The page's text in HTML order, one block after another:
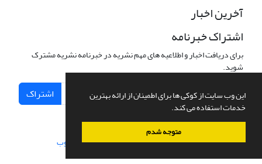
این وب سایت از کوکی ها برای اطمینان از ارائه بهترین
خدمات استفاده می کند.
متوجه شدم
آخرین اخبار
اشتراک خبرنامه
برای دریافت اخبار و اطلاعیه های مهم نشریه در خبرنامه نشریه مشترک
شوید.
اشتراک
سامانه مدیریت نشریات علمی.طراحی و پیاده سازی از سیناوب